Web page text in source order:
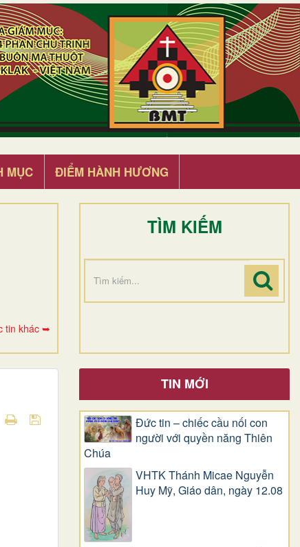
MỤC ĐIỂM HÀNH HƯƠNG
tin khác ➥
TÌM KIẾM
TIN MỚI
Đức tin – chiếc cầu nối con
người với quyền năng Thiên
Chúa
VHTK Thánh Micae Nguyễn
Huy Mỹ, Giáo dân, ngày 12.08